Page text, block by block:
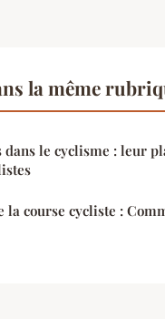
la même
dans le cyclisme : leur
la course cycliste :